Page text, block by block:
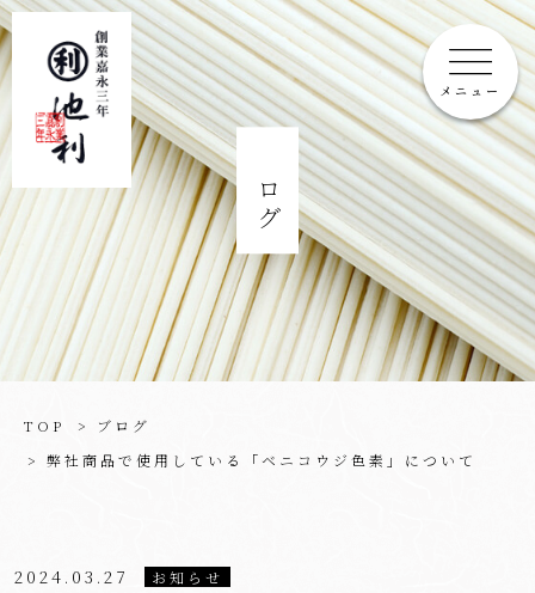
メニュー
ブログ
TOP
ブログ
弊社商品で使用している「ベニコウジ色素」について
2024.03.27 お知らせ